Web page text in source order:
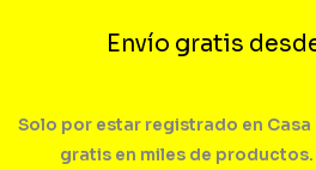
Envío gratis
Solo por estar registrado en
gratis en miles de